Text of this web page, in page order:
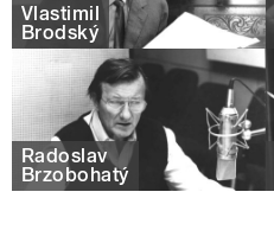
Vlastimil
Brodský
Radoslav
Brzobohatý